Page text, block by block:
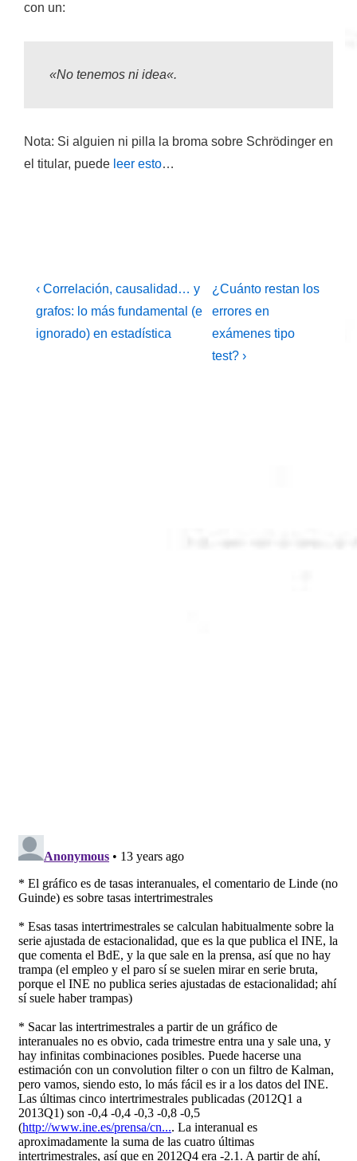
con un:
«No tenemos ni idea«.
Nota: Si alguien ni pilla la broma sobre Schrödinger en
el titular, puede leer esto…
Navegación
de
entradas
La
entrada
anterior
‹ Correlación, causalidad… y
grafos: lo más fundamental (e
ignorado) en estadística
La
entrada
siguiente
es
¿Cuánto restan los
errores en
exámenes tipo
test? ›